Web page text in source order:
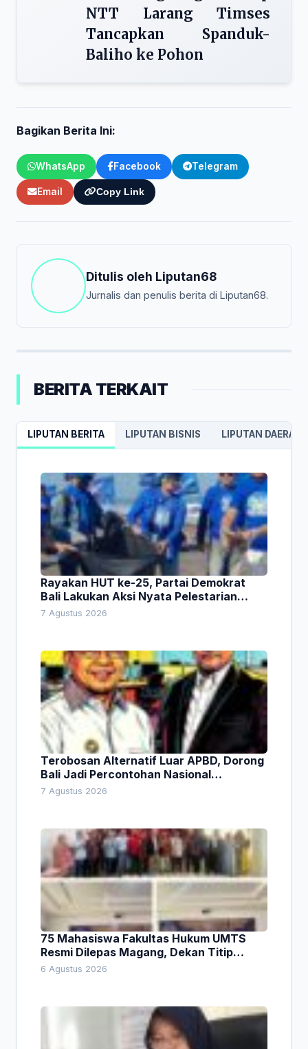
NTT Larang Timses
Tancapkan Spanduk-
Baliho ke Pohon
Bagikan Berita Ini:
WhatsApp Facebook Telegram
Email Copy Link
Ditulis oleh Liputan68
Jurnalis dan penulis berita di Liputan68.
BERITA TERKAIT
LIPUTAN BERITA LIPUTAN BISNIS LIPUTAN DAERAH
Rayakan HUT ke-25, Partai Demokrat
Bali Lakukan Aksi Nyata Pelestarian
Lingkungan
7 Agustus 2026
Terobosan Alternatif Luar APBD, Dorong
Bali Jadi Percontohan Nasional
Pembiayaan Daerah
7 Agustus 2026
75 Mahasiswa Fakultas Hukum UMTS
Resmi Dilepas Magang, Dekan Titip
Empat Pesan Penting
6 Agustus 2026